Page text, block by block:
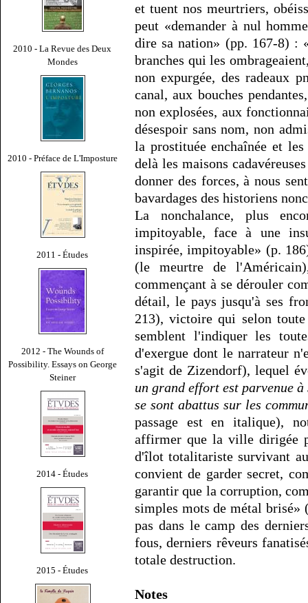
2010 - La Revue des Deux
Mondes
2010 - Préface de L'Imposture
2011 - Études
2012 - The Wounds of
Possibility. Essays on George
Steiner
2014 - Études
2015 - Études
et tuent nos meurtriers,
peut «demander à nul
dire sa nation» (pp. 167-8) :
branches qui les
non expurgée, des radeaux
canal, aux bouches
non explosées, aux
désespoir sans nom, non
la prostituée enchaînée et
delà les maisons
donner des forces, à nous
bavardages des historiens
La nonchalance, plus
impitoyable, face à une
inspirée, impitoyable» (p.
(le meurtre de
commençant à se dérouler
détail, le pays jusqu'à ses
213), victoire qui selon toute
semblent l'indiquer les
d'exergue dont le narrateur
s'agit de Zizendorf), lequel
un grand effort est parvenue à
se sont abattus sur les
passage est en italique),
affirmer que la ville dirigée
d'îlot totalitariste survivant
convient de garder secret,
garantir que la corruption,
simples mots de métal brisé»
pas dans le camp des
fous, derniers rêveurs
totale destruction.
Notes